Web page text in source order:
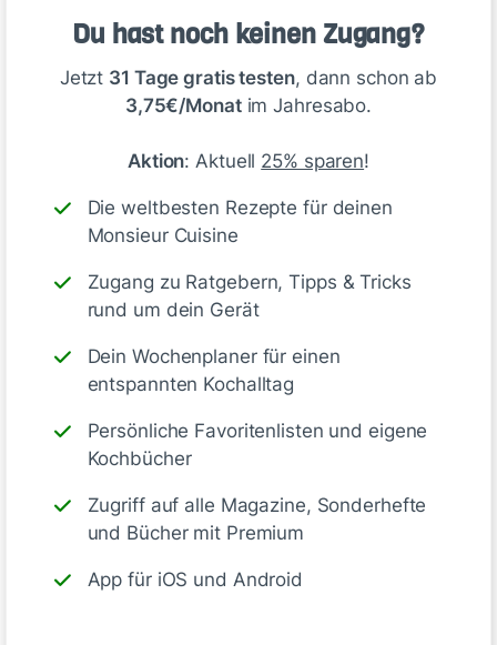
Du hast noch keinen Zugang?
Jetzt 31 Tage gratis testen, dann schon ab
3,75€/Monatim Jahresabo.
Aktion: Aktuell 25% sparen!
Die weltbesten Rezepte für deinen
Monsieur Cuisine
Zugang zu Ratgebern, Tipps & Tricks
rund um dein Gerät
Dein Wochenplaner für einen
entspannten Kochalltag
Persönliche Favoritenlisten und eigene
Kochbücher
Zugriff auf alle Magazine, Sonderhefte
und Bücher mit Premium
App für iOS und Android
vor etwa 1 Jahr
Sehr lecker
Antworte
Annemarie S_007